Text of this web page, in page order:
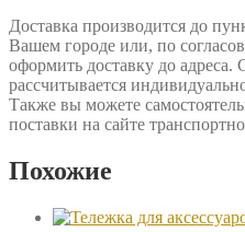
Доставка производится до
Вашем городе или, по
оформить доставку до адреса.
рассчитывается
Также вы можете
поставки на сайте
Похожие